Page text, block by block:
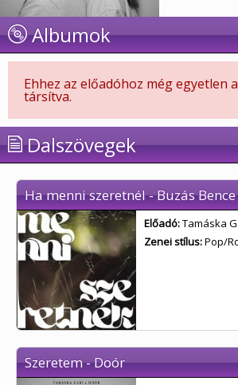
Albumok
Ehhez az előadóhoz még egyetlen
társítva.
Dalszövegek
Ha menni szeretnél - Buzás Bence
Előadó:Tamáska
Zenei stílus:Pop/
Szeretem - Doór